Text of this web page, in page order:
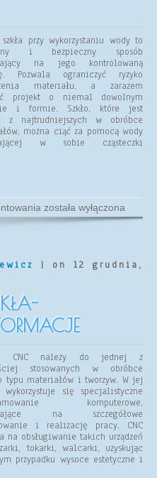
przy wykorzystaniu wody to
i bezpieczny sposób
na jego kontrolowaną
Pozwala ograniczyć ryzyko
materiału, a zarazem
projekt o niemal dowolnym
i formie. Szkło, które jest
z najtrudniejszych w obróbce
można ciąć za pomocą wody
w sobie cząsteczki
Co
powinieneś
wodą
została wyłączona
| on 12 grudnia,
CNC należy do jednej z
stosowanych w obróbce
typu materiałów i tworzyw. W jej
się specjalistyczne
komputerowe,
na szczegółowe
i realizację pracy. CNC
na obsługiwanie takich urządzeń
tokarki, walcarki, uzyskując
przypadku wysoce estetyczne i